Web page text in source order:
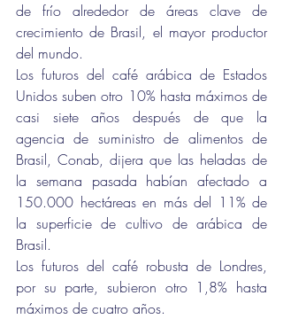
de frío alrededor de áreas clave de
crecimiento de Brasil, el mayor productor
del mundo.
Los futuros del café arábica de Estados
Unidos suben otro 10% hasta máximos de
casi siete años después de que la
agencia de suministro de alimentos de
Brasil, Conab, dijera que las heladas de
la semana pasada habían afectado a
150.000 hectáreas en más del 11% de
la superficie de cultivo de arábica de
Brasil.
Los futuros del café robusta de Londres,
por su parte, subieron otro 1,8% hasta
máximos de cuatro años.